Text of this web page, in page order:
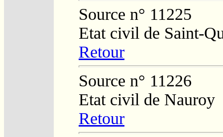
Source n° 11225
Etat civil de Saint-
Retour
Source n° 11226
Etat civil de Nauroy
Retour